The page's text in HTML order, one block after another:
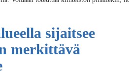
sijaitsee
merkittävä